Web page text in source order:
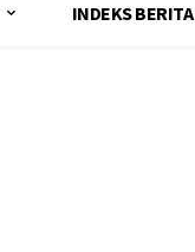
INDEKS BERITA